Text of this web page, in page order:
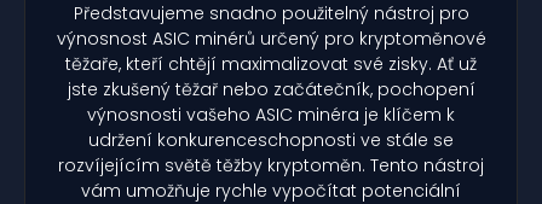
Představujeme snadno použitelný nástroj pro
výnosnost ASIC minérů určený pro kryptoměnové
těžaře, kteří chtějí maximalizovat své zisky. Ať už
jste zkušený těžař nebo začátečník, pochopení
výnosnosti vašeho ASIC minéra je klíčem k
udržení konkurenceschopnosti ve stále se
rozvíjejícím světě těžby kryptoměn. Tento nástroj
vám umožňuje rychle vypočítat potenciální